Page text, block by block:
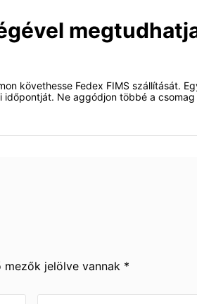
követhesse Fedex FIMS szállítását.
Ne aggódjon többé a
jelölve vannak *